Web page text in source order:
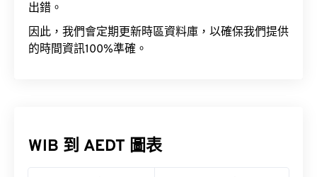
出錯。
因此，我們會定期更新時區資料庫，以確保我們提供
的時間資訊100%準確。
WIB 到 AEDT 圖表